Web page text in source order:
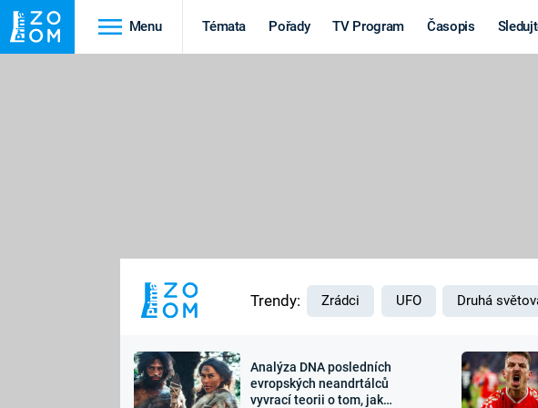
Menu Témata Pořady TV Program Časopis
Výročí
Trendy: Zrádci UFO Druhá
Analýza DNA posledních
evropských neandrtálců
vyvrací teorii o tom, jak